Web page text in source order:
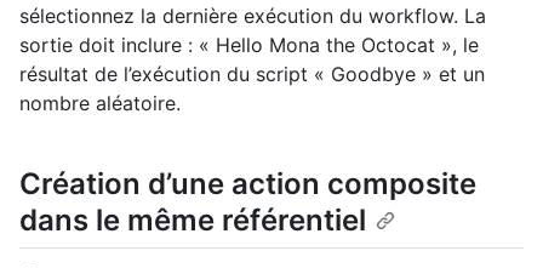
sélectionnez la dernière exécution du workflow. La
sortie doit inclure : « Hello Mona the Octocat », le
résultat de l’exécution du script « Goodbye » et un
nombre aléatoire.
Création d’une action composite
dans le même référentiel